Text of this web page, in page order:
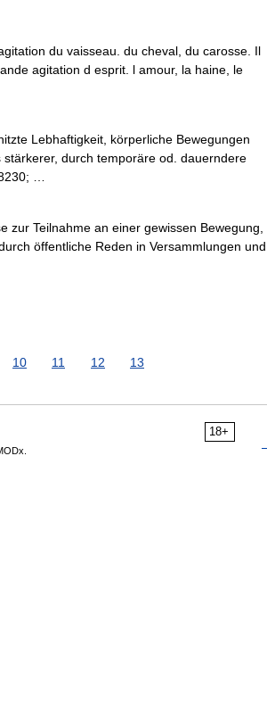
du vaisseau. du cheval, du carosse. Il
agitation d esprit. l amour, la haine, le
Lebhaftigkeit, körperliche Bewegungen
durch temporäre od. dauerndere
…
Teilnahme an einer gewissen Bewegung,
öffentliche Reden in Versammlungen und
10 11 12 13
18+